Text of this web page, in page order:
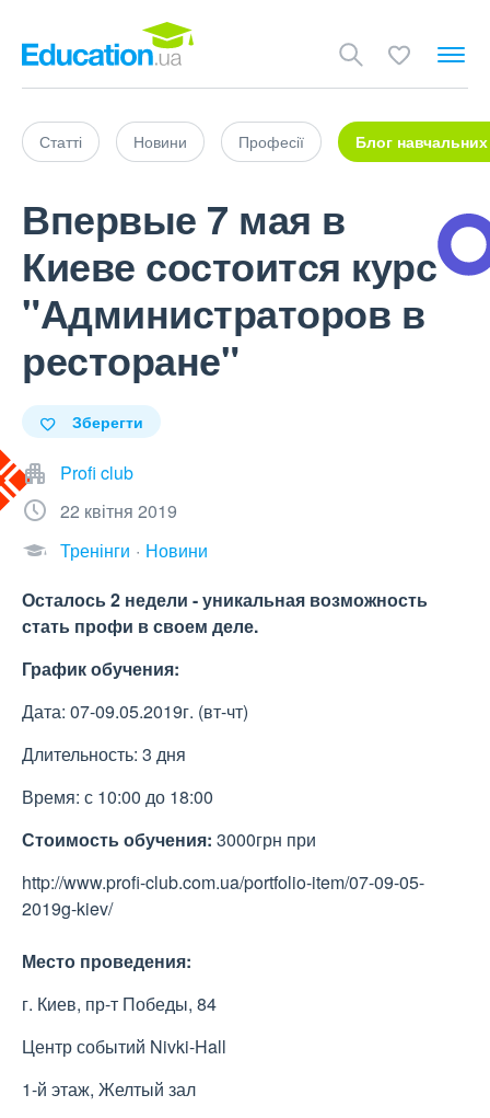
Статті Новини Професії Блог навчальних
Впервые 7 мая в
Киеве состоится курс
"Администраторов в
ресторане"
Зберегти
Profi club
22 квітня 2019
Тренінги
Новини
Осталось 2 недели - уникальная возможность
стать профи в своем деле.
График обучения:
Дата: 07-09.05.2019г. (вт-чт)
Длительность: 3 дня
Время: с 10:00 до 18:00
Стоимость обучения: 3000грн при
http://www.profi-club.com.ua/portfolio-item/07-09-05-
2019g-kiev/
Место проведения:
г. Киев, пр-т Победы, 84
Центр событий Nivki-Hall
1-й этаж, Желтый зал